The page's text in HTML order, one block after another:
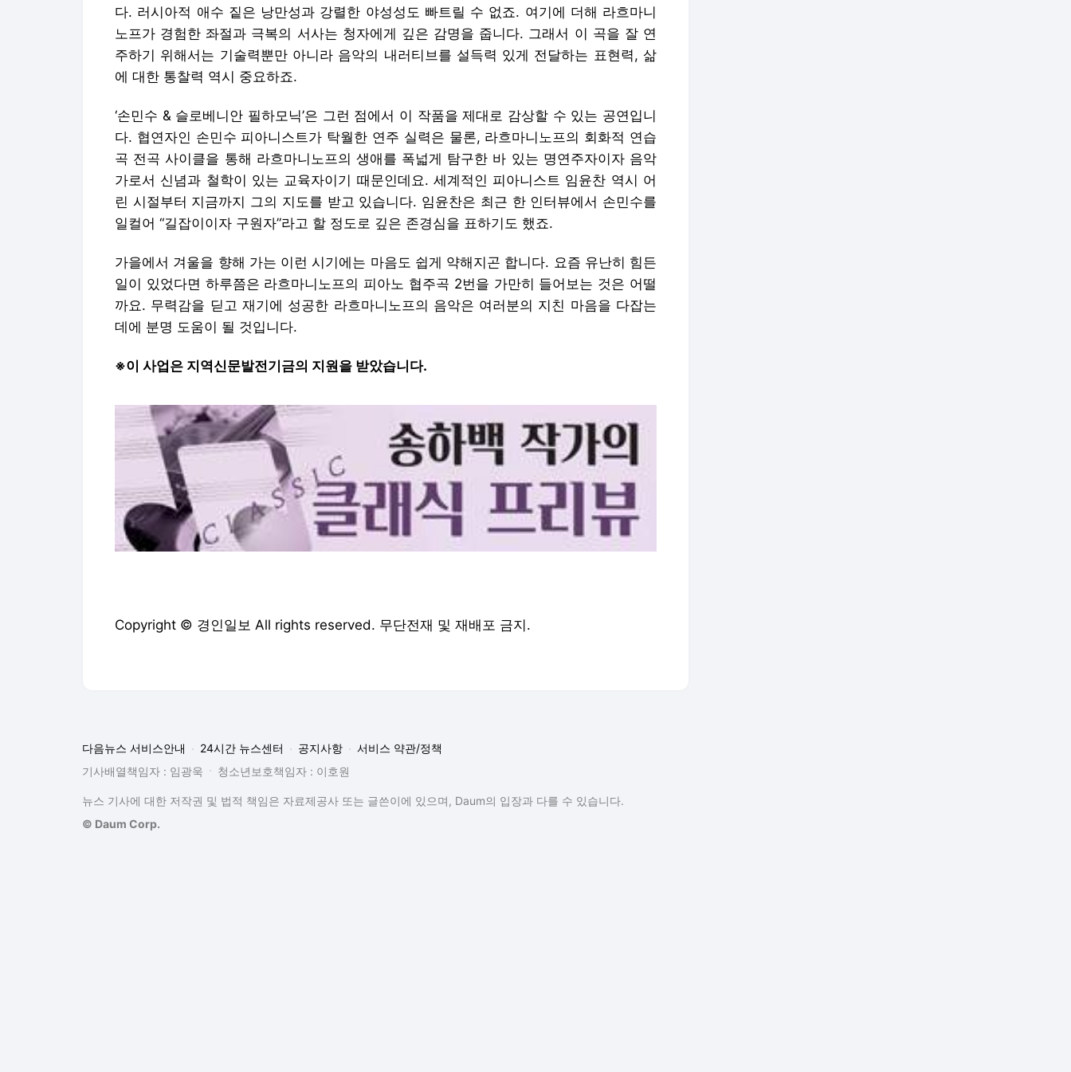
다. 러시아적 애수 짙은 낭만성과 강렬한 야성성도 빠트릴 수 없죠. 여기에 더해 라흐마니
노프가 경험한 좌절과 극복의 서사는 청자에게 깊은 감명을 줍니다. 그래서 이 곡을 잘 연
주하기 위해서는 기술력뿐만 아니라 음악의 내러티브를 설득력 있게 전달하는 표현력, 삶
에 대한 통찰력 역시 중요하죠.
‘손민수 & 슬로베니안 필하모닉’은 그런 점에서 이 작품을 제대로 감상할 수 있는 공연입니
다. 협연자인 손민수 피아니스트가 탁월한 연주 실력은 물론, 라흐마니노프의 회화적 연습
곡 전곡 사이클을 통해 라흐마니노프의 생애를 폭넓게 탐구한 바 있는 명연주자이자 음악
가로서 신념과 철학이 있는 교육자이기 때문인데요. 세계적인 피아니스트 임윤찬 역시 어
린 시절부터 지금까지 그의 지도를 받고 있습니다. 임윤찬은 최근 한 인터뷰에서 손민수를
일컬어 “길잡이이자 구원자”라고 할 정도로 깊은 존경심을 표하기도 했죠.
가을에서 겨울을 향해 가는 이런 시기에는 마음도 쉽게 약해지곤 합니다. 요즘 유난히 힘든
일이 있었다면 하루쯤은 라흐마니노프의 피아노 협주곡 2번을 가만히 들어보는 것은 어떨
까요. 무력감을 딛고 재기에 성공한 라흐마니노프의 음악은 여러분의 지친 마음을 다잡는
데에 분명 도움이 될 것입니다.
※이 사업은 지역신문발전기금의 지원을 받았습니다.
Copyright © 경인일보 All rights reserved. 무단전재 및 재배포 금지.
다음뉴스 서비스안내 24시간 뉴스센터 공지사항
서비스 약관/정책
기사배열책임자 : 임광욱
청소년보호책임자 : 이호원
뉴스 기사에 대한 저작권 및 법적 책임은 자료제공사 또는 글쓴이에 있으며, Daum의 입장과 다를 수 있습니다.
© Daum Corp.